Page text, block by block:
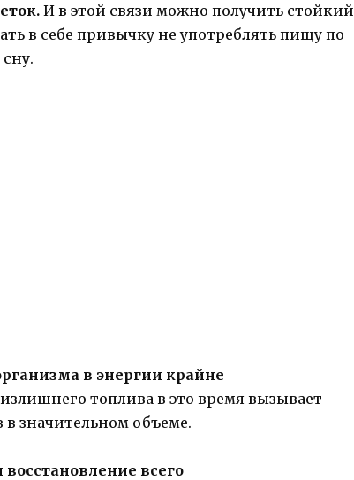
И в этой связи можно получить стойкий
в себе привычку не употреблять пищу по
в энергии крайне
топлива в это время вызывает
значительном объеме.
всего